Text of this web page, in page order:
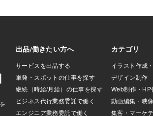
りは、「爆撃されて帰
態のヒトばかりじゃ。そ
をして「金銭面」もか
じゃろ～し。「家族や
や射撃の的（まと）に